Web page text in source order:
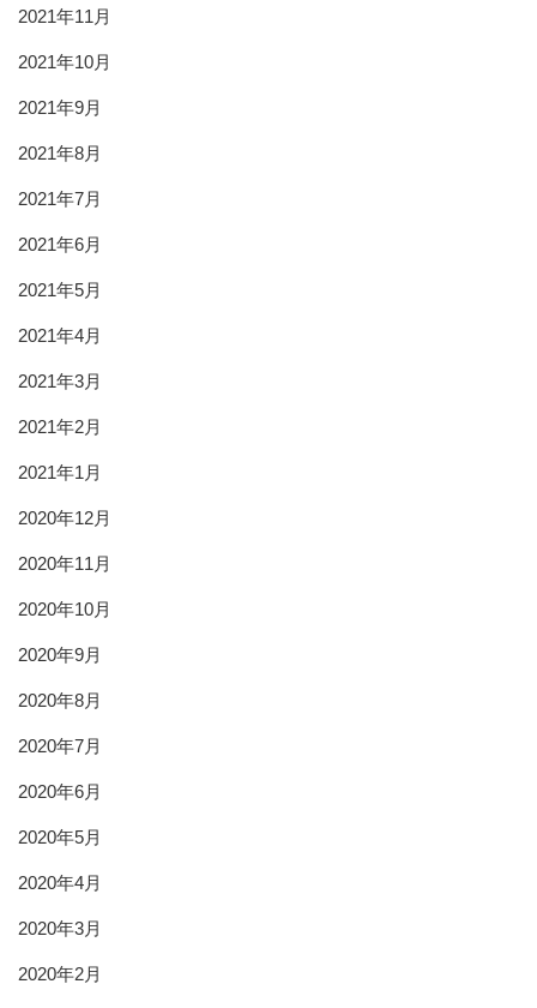
2021年11月
2021年10月
2021年9月
2021年8月
2021年7月
2021年6月
2021年5月
2021年4月
2021年3月
2021年2月
2021年1月
2020年12月
2020年11月
2020年10月
2020年9月
2020年8月
2020年7月
2020年6月
2020年5月
2020年4月
2020年3月
2020年2月